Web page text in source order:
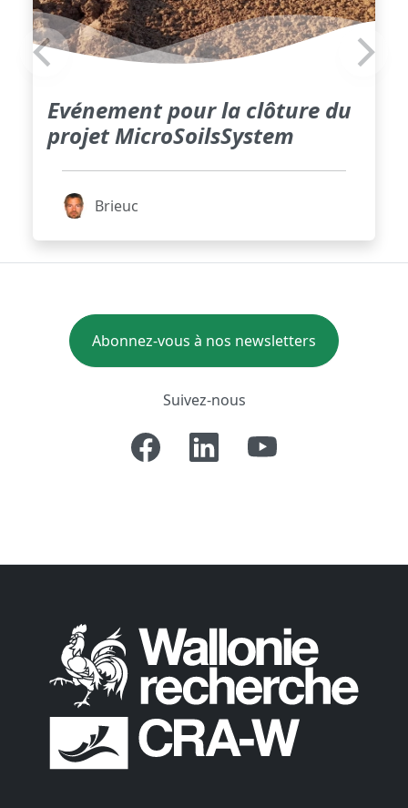
Evénement pour la clôture du
projet MicroSoilsSystem
Brieuc
Abonnez-vous à nos newsletters
Suivez-nous